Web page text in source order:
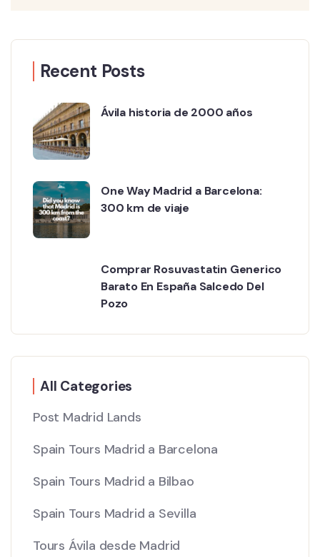
Recent Posts
Ávila historia de 2000 años
One Way Madrid a Barcelona:
300 km de viaje
Comprar Rosuvastatin Generico
Barato En España Salcedo Del
Pozo
All Categories
Post Madrid Lands
Spain Tours Madrid a Barcelona
Spain Tours Madrid a Bilbao
Spain Tours Madrid a Sevilla
Tours Ávila desde Madrid